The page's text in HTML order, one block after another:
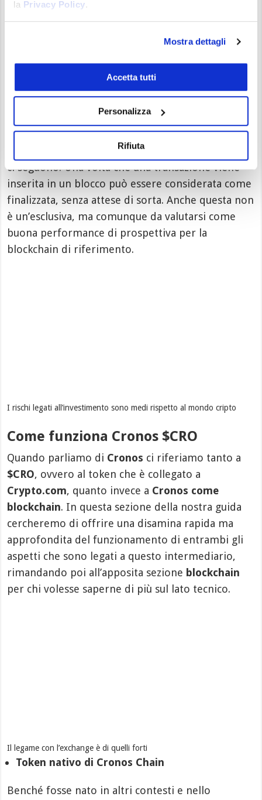
la Privacy Policy.
Mostra dettagli
Accetta tutti
Personalizza
Rifiuta
senza grossi problemi. I token
compatibili EVM, rendendo cosìCronosun
ecosistema in grado di parlare con tanti altri
blockchain.
Finality istantanea
È un’altra dellefunzionalitàche forse
interesseranno di più i tecnici che ci leggono e che
ci seguono. Una volta che una transazione viene
inserita in un blocco può essere considerata come
finalizzata, senza attese di sorta. Anche questa non
è un’esclusiva, ma comunque da valutarsi come
buona performance di prospettiva per la
blockchain di riferimento.
I rischi legati all’investimento sono medi rispetto al mondo cripto
Come funziona Cronos $CRO
Quando parliamo di Cronos ci riferiamo tanto a
$CRO, ovvero al token che è collegato a
Crypto.com, quanto invece a Cronos come
blockchain. In questa sezione della nostra guida
cercheremo di offrire una disamina rapida ma
approfondita del funzionamento di entrambi gli
aspetti che sono legati a questo intermediario,
rimandando poi all’apposita sezione blockchain
per chi volesse saperne di più sul lato tecnico.
Il legame con l’exchange è di quelli forti
Token nativo di Cronos Chain
Benché fosse nato in altri contesti e nello